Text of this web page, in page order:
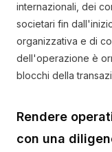
internazionali, dei
societari fin
organizzativa e di
dell'operazione è
blocchi della
Rendere
con una